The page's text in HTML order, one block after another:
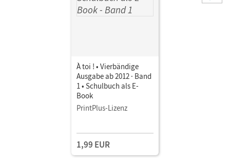
À toi ! • Vierbändige
Ausgabe ab 2012 · Band
1 • Schulbuch als E-
Book
PrintPlus-Lizenz
1,99 EUR